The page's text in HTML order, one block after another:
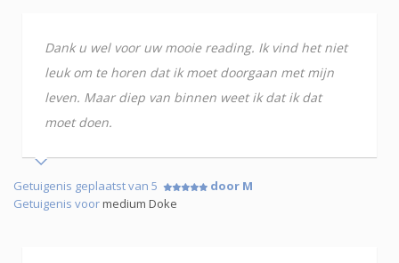
Dank u wel voor uw mooie reading. Ik vind het niet
leuk om te horen dat ik moet doorgaan met mijn
leven. Maar diep van binnen weet ik dat ik dat
moet doen.
Getuigenis geplaatst van 5
door M
Getuigenis voormedium Doke